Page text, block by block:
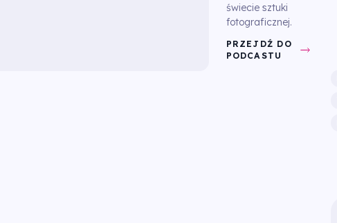
świecie sztuki
fotograficznej.
PRZEJDŹ DO
PODCASTU